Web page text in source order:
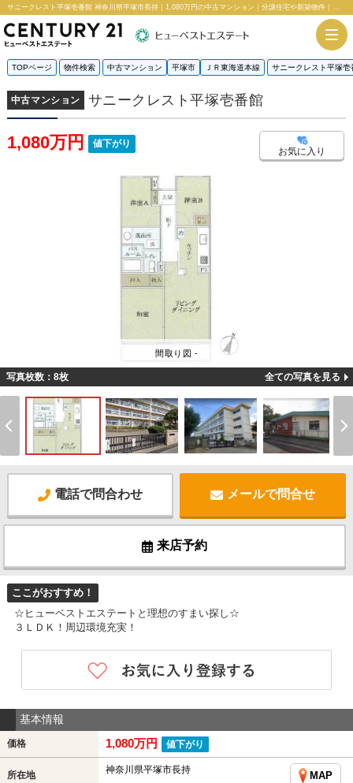
サニークレスト平塚壱番館 神奈川県平塚市長持｜1,080万円の中古マンション｜分譲住宅や新築物件｜センチュリー21ヒューベストエステート
TOPページ 物件検索 中古マンション 平塚市 ＪＲ東海道本線 サニークレスト平塚壱
中古マンション サニークレスト平塚壱番館
1,080万円 値下がり
お気に入り
間取り図 -
写真枚数：8枚 全ての写真を見る
電話で問合わせ メールで問合せ
来店予約
ここがおすすめ！
☆ヒューベストエステートと理想のすまい探し☆
３ＬＤＫ！周辺環境充実！
基本情報
価格 1,080万円 値下がり
所在地 神奈川県平塚市長持
MAP